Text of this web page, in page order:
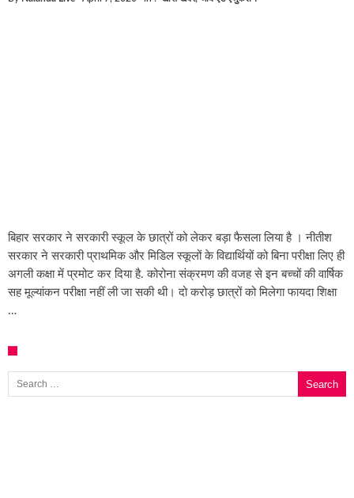
बिहार सरकार ने सरकारी स्कूल के छात्रों को लेकर बड़ा फैसला लिया है । नीतीश
सरकार ने सरकारी प्राथमिक और मिडिल स्कूलों के विद्यार्थियों को बिना परीक्षा लिए ही
अगली कक्षा में प्रमोट कर दिया है. कोरोना संक्रमण की वजह से इन बच्चों की वार्षिक
सह मूल्यांकन परीक्षा नहीं ली जा सकी थी। दो करोड़ छात्रों को मिलेगा फायदा शिक्षा
…
Search for: